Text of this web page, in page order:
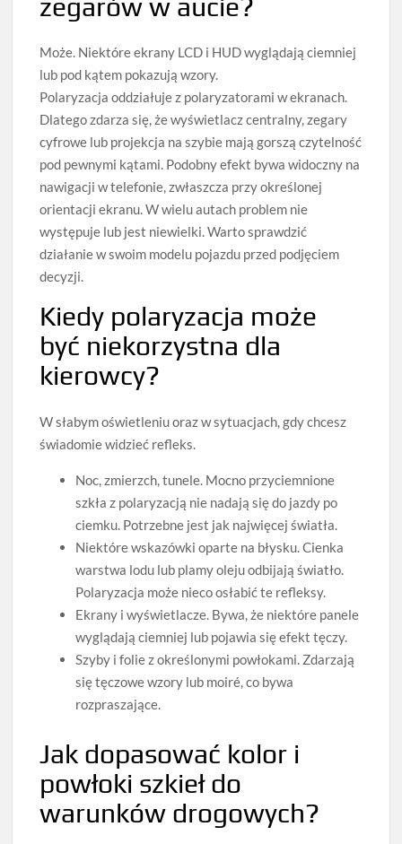
zegarów w aucie?
Może. Niektóre ekrany LCD i HUD wyglądają ciemniej
lub pod kątem pokazują wzory.
Polaryzacja oddziałuje z polaryzatorami w ekranach.
Dlatego zdarza się, że wyświetlacz centralny, zegary
cyfrowe lub projekcja na szybie mają gorszą czytelność
pod pewnymi kątami. Podobny efekt bywa widoczny na
nawigacji w telefonie, zwłaszcza przy określonej
orientacji ekranu. W wielu autach problem nie
występuje lub jest niewielki. Warto sprawdzić
działanie w swoim modelu pojazdu przed podjęciem
decyzji.
Kiedy polaryzacja może
być niekorzystna dla
kierowcy?
W słabym oświetleniu oraz w sytuacjach, gdy chcesz
świadomie widzieć refleks.
Noc, zmierzch, tunele. Mocno przyciemnione
szkła z polaryzacją nie nadają się do jazdy po
ciemku. Potrzebne jest jak najwięcej światła.
Niektóre wskazówki oparte na błysku. Cienka
warstwa lodu lub plamy oleju odbijają światło.
Polaryzacja może nieco osłabić te refleksy.
Ekrany i wyświetlacze. Bywa, że niektóre panele
wyglądają ciemniej lub pojawia się efekt tęczy.
Szyby i folie z określonymi powłokami. Zdarzają
się tęczowe wzory lub moiré, co bywa
rozpraszające.
Jak dopasować kolor i
powłoki szkieł do
warunków drogowych?